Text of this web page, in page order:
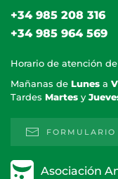
+34 985 208 316
+34 985 964 569
Horario de atención
Mañanas de Lunes a
Tardes Martes y
FORMULARIO
Asociación